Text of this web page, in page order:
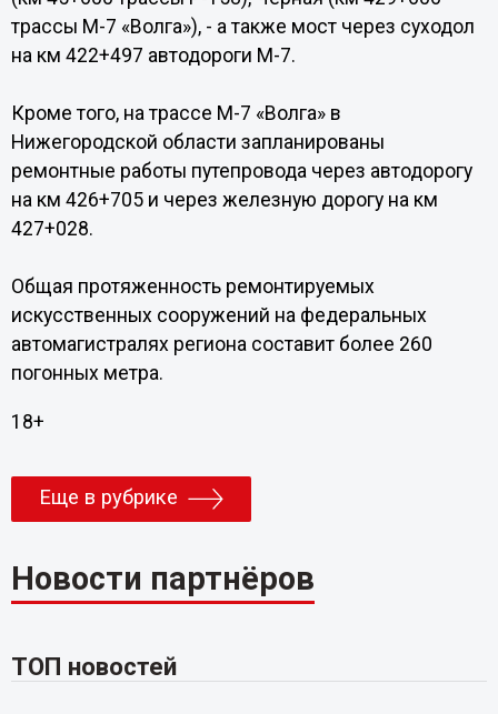
трассы М-7 «Волга»), - а также мост через суходол
на км 422+497 автодороги М-7.
Кроме того, на трассе М-7 «Волга» в
Нижегородской области запланированы
ремонтные работы путепровода через автодорогу
на км 426+705 и через железную дорогу на км
427+028.
Общая протяженность ремонтируемых
искусственных сооружений на федеральных
автомагистралях региона составит более 260
погонных метра.
18+
Еще в рубрике
Новости партнёров
ТОП новостей